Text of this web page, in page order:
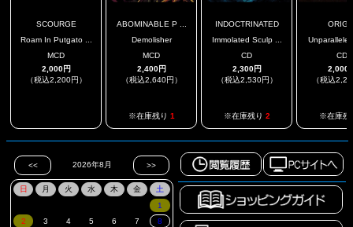
SCOURGE
Roam In Putgato ...
MCD
2,000円
（税込2,200円）
ABOMINABLE P ...
Demolisher
MCD
2,400円
（税込2,640円）
※在庫残り 1
INDOCTRINATED
Immolated Sculp ...
CD
2,300円
（税込2,530円）
※在庫残り 2
CD
2,000
（税込
※在庫残